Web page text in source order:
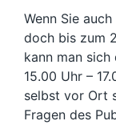
Wenn Sie
doch bis zum
kann man
15.00 Uhr –
selbst vor Ort
Fragen des